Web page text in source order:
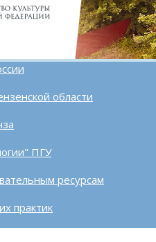
области
ПГУ
ресурсам
практик